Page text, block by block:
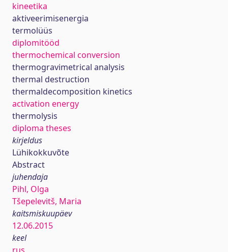
kineetika
aktiveerimisenergia
termolüüs
diplomitööd
thermochemical conversion
thermogravimetrical analysis
thermal destruction
thermaldecomposition kinetics
activation energy
thermolysis
diploma theses
kirjeldus
Lühikokkuvõte
Abstract
juhendaja
Pihl, Olga
Tšepelevitš, Maria
kaitsmiskuupäev
12.06.2015
keel